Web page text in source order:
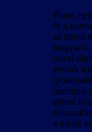
Plusz,
és a
az itthon
mivel
verziót
ahhoz
a másik